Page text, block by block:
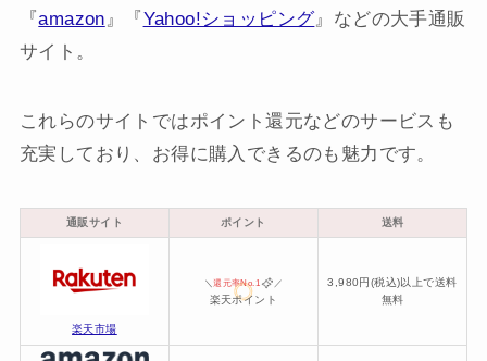
『amazon 』『Yahoo!ショッピング』などの大手通販
サイト。
これらのサイトではポイント還元などのサービスも
充実しており、お得に購入できるのも魅力です。
通販サイト ポイント 送料
楽天市場
＼還元率No.1 ／
楽天ポイント
3,980円(税込)以上で送料
無料